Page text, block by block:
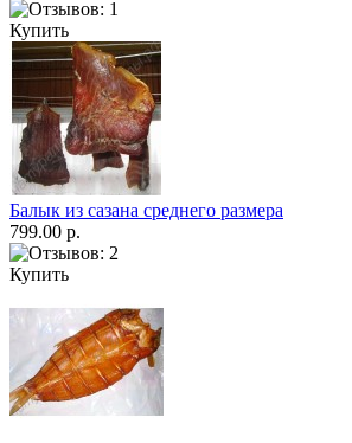
Купить
Балык из сазана среднего размера
799.00 р.
Купить